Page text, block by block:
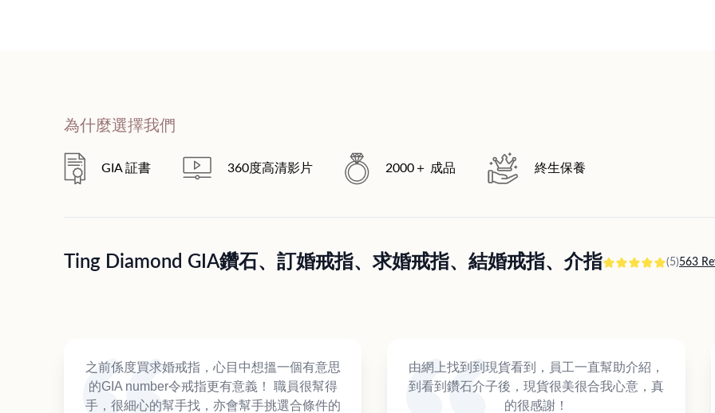
為什麼選擇我們
GIA 証書 360度高清影片 2000＋ 成品 終生保養
Ting Diamond GIA鑽石、訂婚戒指、求婚戒指、結婚戒指、介指 (5)563
之前係度買求婚戒指，心目中想搵一個有意思
的GIA number令戒指更有意義！ 職員很幫得
手，很細心的幫手找，亦會幫手挑選合條件的
由網上找到到現貨看到，員工一直幫助介紹，
到看到鑽石介子後，現貨很美很合我心意，真
的很感謝！